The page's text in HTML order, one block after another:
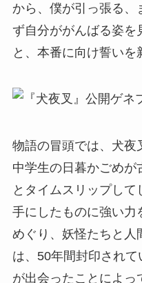
から、僕が引っ張る、
ず自分ががんばる姿を
と、本番に向け誓いを
物語の冒頭では、犬夜
中学生の日暮かごめが
とタイムスリップして
手にしたものに強い力
めぐり、妖怪たちと人
は、50年間封印され
が出会ったことによっ